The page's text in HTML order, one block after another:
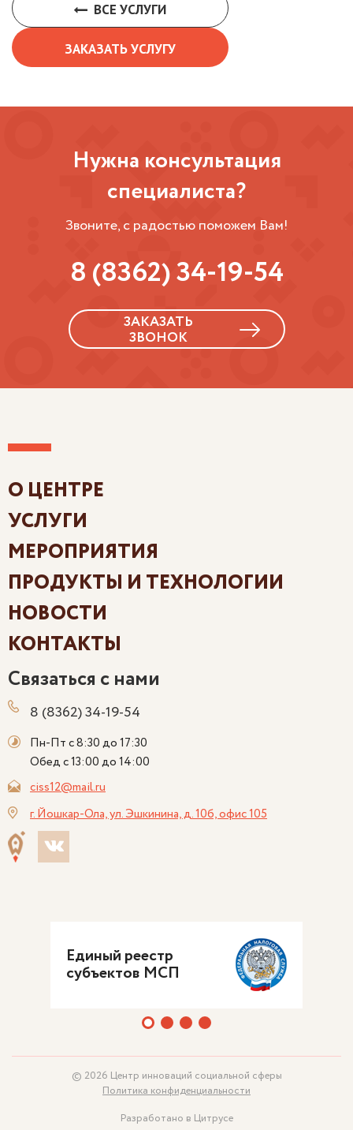
ВСЕ УСЛУГИ
ЗАКАЗАТЬ УСЛУГУ
Нужна консультация
специалиста?
Звоните, с радостью поможем Вам!
8 (8362) 34-19-54
ЗАКАЗАТЬ
ЗВОНОК
О ЦЕНТРЕ
УСЛУГИ
МЕРОПРИЯТИЯ
ПРОДУКТЫ И ТЕХНОЛОГИИ
НОВОСТИ
КОНТАКТЫ
Связаться с нами
8 (8362) 34-19-54
Пн-Пт с 8:30 до 17:30
Обед с 13:00 до 14:00
ciss12@mail.ru
г. Йошкар-Ола, ул. Эшкинина, д. 10б, офис 105
Единый реестр
субъектов МСП
© 2026 Центр инноваций социальной сферы
Политика конфиденциальности
Разработано в Цитрусе